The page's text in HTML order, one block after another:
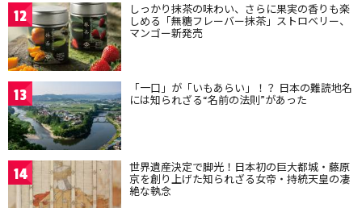
12 しっかり抹茶の味わい、さらに果実の香りも楽
しめる「無糖フレーバー抹茶」ストロベリー、
マンゴー新発売
13 「一口」が「いもあらい」！？ 日本の難読地名
には知られざる“名前の法則”があった
14 世界遺産決定で脚光！日本初の巨大都城・藤原
京を創り上げた知られざる女帝・持統天皇の凄
絶な執念